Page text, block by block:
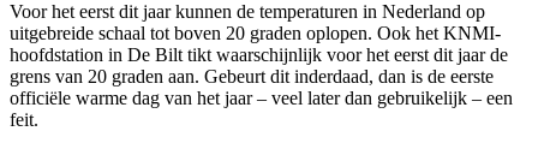
Voor het eerst dit jaar kunnen de temperaturen in Nederland op
uitgebreide schaal tot boven 20 graden oplopen. Ook het KNMI-
hoofdstation in De Bilt tikt waarschijnlijk voor het eerst dit jaar de
grens van 20 graden aan. Gebeurt dit inderdaad, dan is de eerste
officiële warme dag van het jaar – veel later dan gebruikelijk – een
feit.